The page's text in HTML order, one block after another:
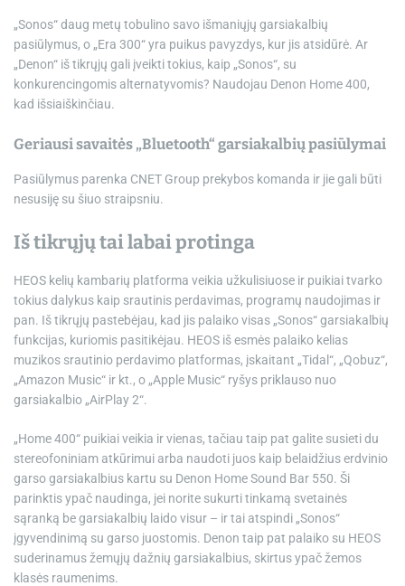
„Sonos“ daug metų tobulino savo išmaniųjų garsiakalbių
pasiūlymus, o „Era 300“ yra puikus pavyzdys, kur jis atsidūrė. Ar
„Denon“ iš tikrųjų gali įveikti tokius, kaip „Sonos“, su
konkurencingomis alternatyvomis? Naudojau Denon Home 400,
kad išsiaiškinčiau.
Geriausi savaitės „Bluetooth“ garsiakalbių pasiūlymai
Pasiūlymus parenka CNET Group prekybos komanda ir jie gali būti
nesusiję su šiuo straipsniu.
Iš tikrųjų tai labai protinga
HEOS kelių kambarių platforma veikia užkulisiuose ir puikiai tvarko
tokius dalykus kaip srautinis perdavimas, programų naudojimas ir
pan. Iš tikrųjų pastebėjau, kad jis palaiko visas „Sonos“ garsiakalbių
funkcijas, kuriomis pasitikėjau. HEOS iš esmės palaiko kelias
muzikos srautinio perdavimo platformas, įskaitant „Tidal“, „Qobuz“,
„Amazon Music“ ir kt., o „Apple Music“ ryšys priklauso nuo
garsiakalbio „AirPlay 2“.
„Home 400“ puikiai veikia ir vienas, tačiau taip pat galite susieti du
stereofoniniam atkūrimui arba naudoti juos kaip belaidžius erdvinio
garso garsiakalbius kartu su Denon Home Sound Bar 550. Ši
parinktis ypač naudinga, jei norite sukurti tinkamą svetainės
sąranką be garsiakalbių laido visur – ir tai atspindi „Sonos“
įgyvendinimą su garso juostomis. Denon taip pat palaiko su HEOS
suderinamus žemųjų dažnių garsiakalbius, skirtus ypač žemos
klasės raumenims.